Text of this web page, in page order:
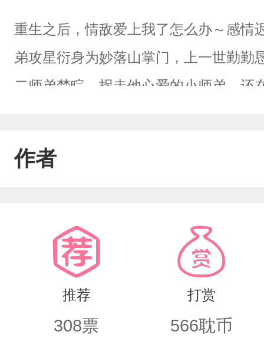
重生之后，情敌爱上我了怎么办～感情
弟攻星衍身为妙落山掌门，上一世勤
二师弟楚睆，拐走他心爱的小师弟，
肖似小师弟的脸。而他最看不上眼的
情款款：“本君觉得，你很像他。”星
扮起了小师弟的替身。苦中作乐，他
知无意中发现，二师弟的白月光另
作者
推荐
308票
打赏
566耽币